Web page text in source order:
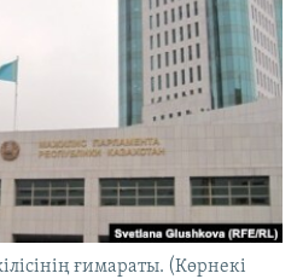
ғимараты. (Көрнекі